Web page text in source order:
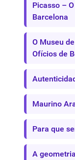
Picasso –
Barcelona
O Museu
Ofícios de
Maurino
Para que
A